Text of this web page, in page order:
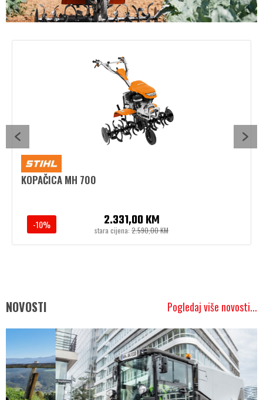
KOPAČICA MH 700
-10% 2.331,00 KM
stara cijena: 2.590,00 KM
NOVOSTI Pogledaj više novosti...